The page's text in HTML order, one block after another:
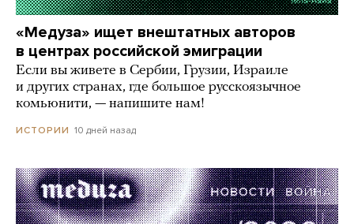
«Медуза» ищет внештатных авторов
в центрах российской эмиграции
Если вы живете в Сербии, Грузии, Израиле
и других странах, где большое русскоязычное
комьюнити, — напишите нам!
ИСТОРИИ 10 дней назад